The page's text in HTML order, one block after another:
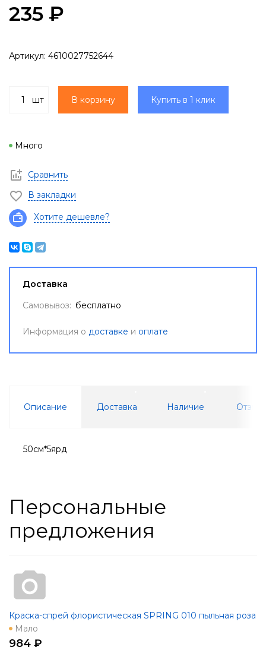
235 ₽
Артикул: 4610027752644
шт В корзину Купить в 1 клик
Много
Сравнить
В закладки
Хотите дешевле?
Доставка
Самовывоз: бесплатно
Информация о доставке и оплате
Описание Доставка Наличие
50см*5ярд
Персональные
предложения
Краска-спрей флористическая SPRING 010 пыльная роза
Мало
984 ₽